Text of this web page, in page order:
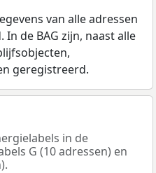
van alle adressen
de BAG zijn, naast alle
geregistreerd.
in de
G (10 adressen) en